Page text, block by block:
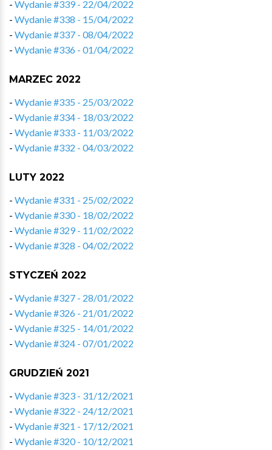
- Wydanie #339 - 22/04/2022
- Wydanie #338 - 15/04/2022
- Wydanie #337 - 08/04/2022
- Wydanie #336 - 01/04/2022
MARZEC 2022
- Wydanie #335 - 25/03/2022
- Wydanie #334 - 18/03/2022
- Wydanie #333 - 11/03/2022
- Wydanie #332 - 04/03/2022
LUTY 2022
- Wydanie #331 - 25/02/2022
- Wydanie #330 - 18/02/2022
- Wydanie #329 - 11/02/2022
- Wydanie #328 - 04/02/2022
STYCZEŃ 2022
- Wydanie #327 - 28/01/2022
- Wydanie #326 - 21/01/2022
- Wydanie #325 - 14/01/2022
- Wydanie #324 - 07/01/2022
GRUDZIEŃ 2021
- Wydanie #323 - 31/12/2021
- Wydanie #322 - 24/12/2021
- Wydanie #321 - 17/12/2021
- Wydanie #320 - 10/12/2021